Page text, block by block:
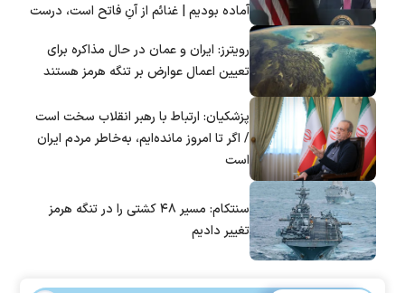
آماده بودیم | غنائم از آنِ فاتح است، درست
رویترز: ایران و عمان در حال مذاکره برای
تعیین اعمال عوارض بر تنگه هرمز هستند
پزشکیان: ارتباط با رهبر انقلاب سخت است
/ اگر تا امروز مانده‌ایم، به‌خاطر مردم ایران
است
سنتکام: مسیر ۴۸ کشتی را در تنگه هرمز
تغییر دادیم